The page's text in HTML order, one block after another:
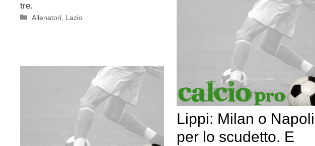
tre.
Categorie
Allenatori Lazio
Lippi: Milan o Napoli
per lo scudetto. E